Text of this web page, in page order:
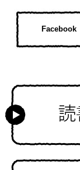
Facebook